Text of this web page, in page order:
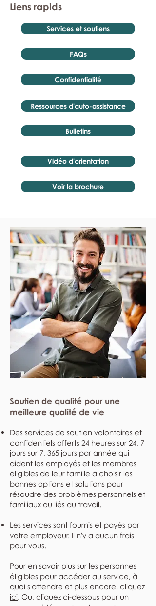
Liens rapids
Services et soutiens
FAQs
Confidentialité
Ressources d'auto-assistance
Bulletins
Vidéo d'orientation
Voir la brochure
Soutien de qualité pour une
meilleure qualité de vie
Des services de soutien volontaires et
confidentiels offerts 24 heures sur 24, 7
jours sur 7, 365 jours par année qui
aident les employés et les membres
éligibles de leur famille à choisir les
bonnes options et solutions pour
résoudre des problèmes personnels et
familiaux ou liés au travail.
Les services sont fournis et payés par
votre employeur. Il n'y a aucun frais
pour vous.
Pour en savoir plus sur les personnes
éligibles pour accéder au service, à
quoi s'attendre et plus encore, cliquez
ici. Ou, cliquez ci-dessous pour un